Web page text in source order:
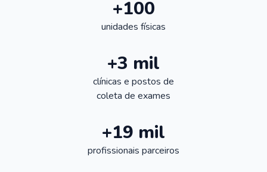
+100
unidades físicas
+3 mil
clínicas e postos de
coleta de exames
+19 mil
profissionais parceiros